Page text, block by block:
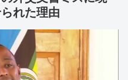
れた理由